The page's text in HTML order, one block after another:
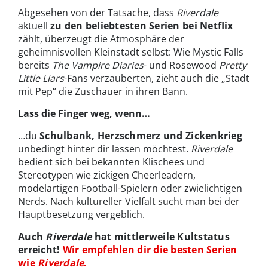
Abgesehen von der Tatsache, dass Riverdale
aktuell zu den beliebtesten Serien bei Netflix
zählt, überzeugt die Atmosphäre der
geheimnisvollen Kleinstadt selbst: Wie Mystic Falls
bereits The Vampire Diaries- und Rosewood Pretty
Little Liars-Fans verzauberten, zieht auch die „Stadt
mit Pep“ die Zuschauer in ihren Bann.
Lass die Finger weg, wenn…
…du Schulbank, Herzschmerz und Zickenkrieg
unbedingt hinter dir lassen möchtest. Riverdale
bedient sich bei bekannten Klischees und
Stereotypen wie zickigen Cheerleadern,
modelartigen Football-Spielern oder zwielichtigen
Nerds. Nach kultureller Vielfalt sucht man bei der
Hauptbesetzung vergeblich.
Auch Riverdalehat mittlerweile Kultstatus
erreicht! Wir empfehlen dir die besten Serien
wie Riverdale.